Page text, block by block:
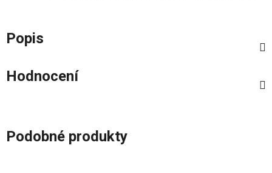
Popis
Hodnocení
Podobné produkty